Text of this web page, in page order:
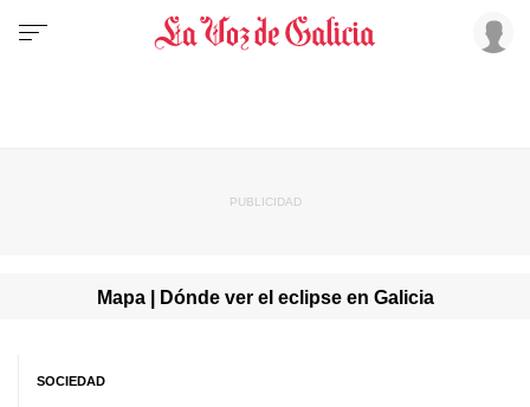
Mapa | Dónde ver el eclipse en Galicia
SOCIEDAD